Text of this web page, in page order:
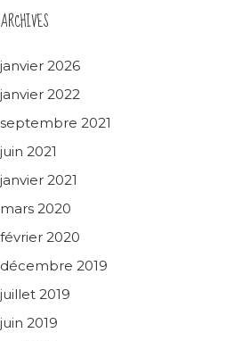
ARCHIVES
janvier 2026
janvier 2022
septembre 2021
juin 2021
janvier 2021
mars 2020
février 2020
décembre 2019
juillet 2019
juin 2019